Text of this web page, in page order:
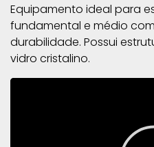
Equipamento ideal para
fundamental e médio
durabilidade. Possui
vidro cristalino.